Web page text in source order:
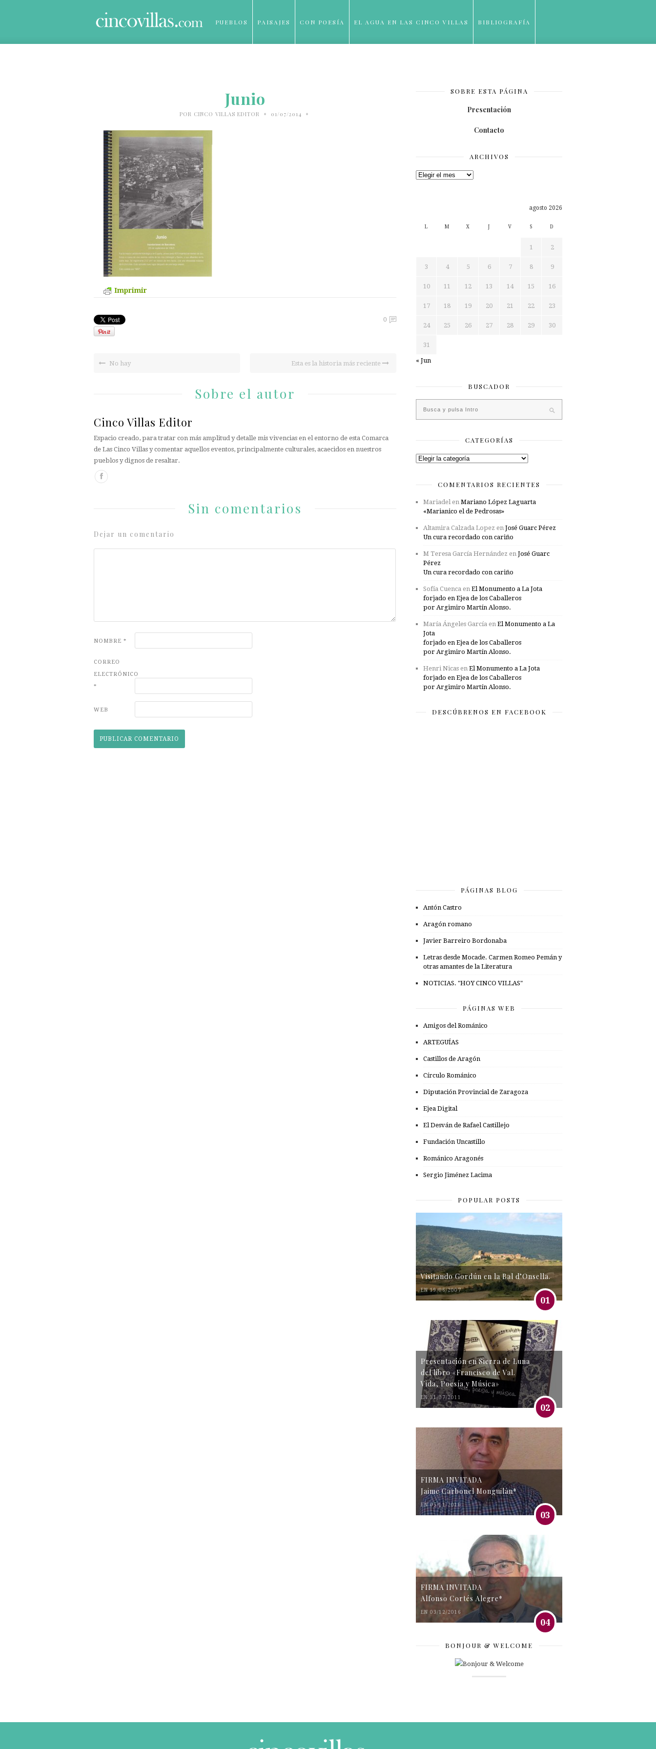
PUEBLOS PAISAJES CON POESÍA EL AGUA EN LAS CINCO VILLAS BIBLIOGRAFÍA
Junio
POR CINCO VILLAS EDITOR • 01/07/2014 •
Imprimir
0
No hay Esta es la historia más reciente
Sobre el autor
Cinco Villas Editor
Espacio creado, para tratar con más amplitud y detalle mis vivencias en el entorno de esta Comarca
de Las Cinco Villas y comentar aquellos eventos, principalmente culturales, acaecidos en nuestros
pueblos y dignos de resaltar.
Sin comentarios
Dejar un comentario
NOMBRE *
CORREO
ELECTRÓNICO
*
WEB
SOBRE ESTA PÁGINA
Presentación
Contacto
ARCHIVOS
Archivos
agosto 2026
L M X J V S D
1 2
3 4 5 6 7 8 9
10 11 12 13 14 15 16
17 18 19 20 21 22 23
24 25 26 27 28 29 30
31
« Jun
BUSCADOR
CATEGORÍAS
Categorías
COMENTARIOS RECIENTES
Mariadelen Mariano López Laguarta
«Marianico el de Pedrosas»
Altamira Calzada Lopez en José Guarc Pérez
Un cura recordado con cariño
M Teresa García Hernández en José Guarc
Pérez
Un cura recordado con cariño
Sofía Cuenca en El Monumento a La Jota
forjado en Ejea de los Caballeros
por Argimiro Martín Alonso.
María Ángeles García en El Monumento a La
Jota
forjado en Ejea de los Caballeros
por Argimiro Martín Alonso.
Henri Nicas en El Monumento a La Jota
forjado en Ejea de los Caballeros
por Argimiro Martín Alonso.
DESCÚBRENOS EN FACEBOOK
PÁGINAS BLOG
Antón Castro
Aragón romano
Javier Barreiro Bordonaba
Letras desde Mocade. Carmen Romeo Pemán y
otras amantes de la Literatura
NOTICIAS. "HOY CINCO VILLAS"
PÁGINAS WEB
Amigos del Románico
ARTEGUÍAS
Castillos de Aragón
Círculo Románico
Diputación Provincial de Zaragoza
Ejea Digital
El Desván de Rafael Castillejo
Fundación Uncastillo
Románico Aragonés
Sergio Jiménez Lacima
POPULAR POSTS
Visitando Gordún en la Bal d’Onsella.
EN 19/06/2007
01
Presentación en Sierra de Luna
del libro «Francisco de Val.
Vida, Poesía y Música»
EN 31/07/2011
02
FIRMA INVITADA
Jaime Carbonel Monguilán*
EN 05/11/2016
03
FIRMA INVITADA
Alfonso Cortés Alegre*
EN 03/12/2016
04
BONJOUR & WELCOME